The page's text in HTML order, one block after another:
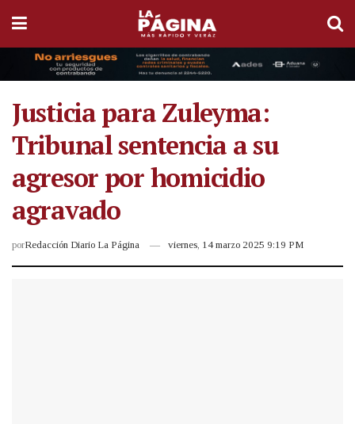
Justicia para Zuleyma:
Tribunal sentencia a su
agresor por homicidio
agravado
porRedacción Diario La Página viernes, 14 marzo 2025 9:19 PM